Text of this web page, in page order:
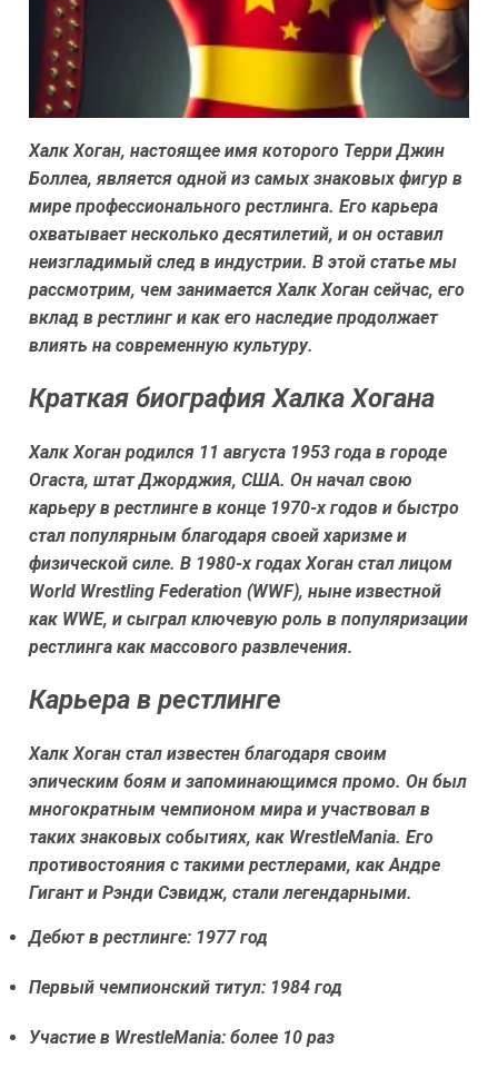
Халк Хоган, настоящее имя которого Терри Джин
Боллеа, является одной из самых знаковых фигур в
мире профессионального рестлинга. Его карьера
охватывает несколько десятилетий, и он оставил
неизгладимый след в индустрии. В этой статье мы
рассмотрим, чем занимается Халк Хоган сейчас, его
вклад в рестлинг и как его наследие продолжает
влиять на современную культуру.
Краткая биография Халка Хогана
Халк Хоган родился 11 августа 1953 года в городе
Огаста, штат Джорджия, США. Он начал свою
карьеру в рестлинге в конце 1970-х годов и быстро
стал популярным благодаря своей харизме и
физической силе. В 1980-х годах Хоган стал лицом
World Wrestling Federation (WWF), ныне известной
как WWE, и сыграл ключевую роль в популяризации
рестлинга как массового развлечения.
Карьера в рестлинге
Халк Хоган стал известен благодаря своим
эпическим боям и запоминающимся промо. Он был
многократным чемпионом мира и участвовал в
таких знаковых событиях, как WrestleMania. Его
противостояния с такими рестлерами, как Андре
Гигант и Рэнди Сэвидж, стали легендарными.
Дебют в рестлинге: 1977 год
Первый чемпионский титул: 1984 год
Участие в WrestleMania: более 10 раз